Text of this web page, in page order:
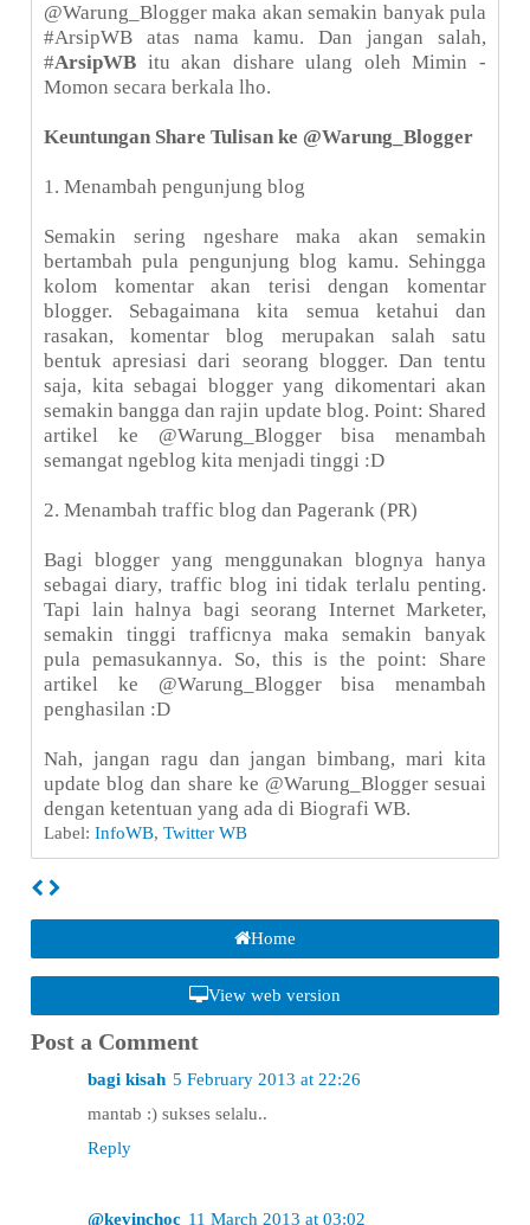
@Warung_Blogger maka akan semakin banyak pula
#ArsipWB atas nama kamu. Dan jangan salah,
#ArsipWB itu akan dishare ulang oleh Mimin -
Momon secara berkala lho.
Keuntungan Share Tulisan ke @Warung_Blogger
1. Menambah pengunjung blog
Semakin sering ngeshare maka akan semakin
bertambah pula pengunjung blog kamu. Sehingga
kolom komentar akan terisi dengan komentar
blogger. Sebagaimana kita semua ketahui dan
rasakan, komentar blog merupakan salah satu
bentuk apresiasi dari seorang blogger. Dan tentu
saja, kita sebagai blogger yang dikomentari akan
semakin bangga dan rajin update blog. Point: Shared
artikel ke @Warung_Blogger bisa menambah
semangat ngeblog kita menjadi tinggi :D
2. Menambah traffic blog dan Pagerank (PR)
Bagi blogger yang menggunakan blognya hanya
sebagai diary, traffic blog ini tidak terlalu penting.
Tapi lain halnya bagi seorang Internet Marketer,
semakin tinggi trafficnya maka semakin banyak
pula pemasukannya. So, this is the point: Share
artikel ke @Warung_Blogger bisa menambah
penghasilan :D
Nah, jangan ragu dan jangan bimbang, mari kita
update blog dan share ke @Warung_Blogger sesuai
dengan ketentuan yang ada di Biografi WB.
Label: InfoWB, Twitter WB
Home
View web version
Post a Comment
bagi kisah 5 February 2013 at 22:26
mantab :) sukses selalu..
Reply
@kevinchoc 11 March 2013 at 03:02